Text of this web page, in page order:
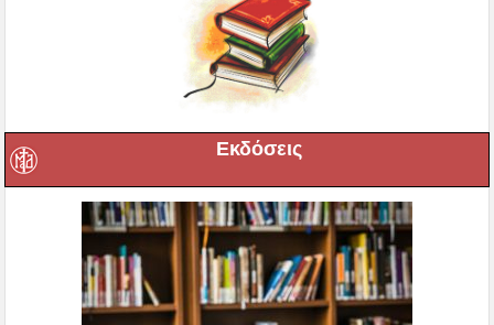
Εκδόσεις